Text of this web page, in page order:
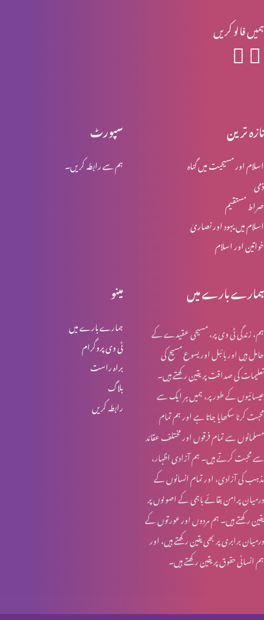
مسیح میں ایمان کے وسیلے نجات
جسمانی خواحیشات
ہمیشہ آزمایش کے لیے تیار رہیں
خدا کی خوشنودی
ہمیں فالو کریں
سپورٹ
ہم سے رابطہ کریں۔
تازہ ترین
اسلام اور مسیحیت میں گناہ
ذمی
صراط مستقیم
اسلام میں یہود اور نصاریٰ
خواتین اور اسلام
مینو
ہمارے بارے میں
ٹی وی پروگرام
براہ راست
بلاگ
رابطہ کریں
ہمارے بارے میں
ہم، زندگی ٹی وی پر، مسیحی عقیدے کے
حامل ہیں اور بائبل اور یسوع مسیح کی
تعلیمات کی صداقت پر یقین رکھتے ہیں۔
عیسائیوں کے طور پر، ہمیں ہر ایک سے
محبت کرنا سکھایا جاتا ہے اور ہم تمام
مسلمانوں سے تمام فرقوں اور مختلف عقائد
سے محبت کرتے ہیں۔ ہم آزادی اظہار،
مذہب کی آزادی، اور تمام انسانوں کے
درمیان پرامن بقائے باہمی کے اصولوں پر
یقین رکھتے ہیں۔ ہم مردوں اور عورتوں کے
درمیان برابری پر بھی یقین رکھتے ہیں، اور
ہم انسانی حقوق پر یقین رکھتے ہیں۔